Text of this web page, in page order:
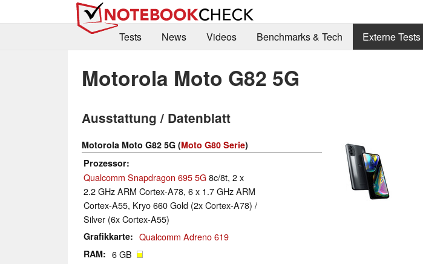
Tests
News Videos Benchmarks & Tech Externe Tests
Motorola Moto G82 5G
Ausstattung / Datenblatt
Motorola Moto G82 5G (Moto G80 Serie)
Prozessor
Qualcomm Snapdragon 695 5G8c/8t, 2 x
2.2 GHz ARM Cortex-A78, 6 x 1.7 GHz ARM
Cortex-A55, Kryo 660 Gold (2x Cortex-A78) /
Silver (6x Cortex-A55)
Grafikkarte Qualcomm Adreno 619
RAM 6 GB